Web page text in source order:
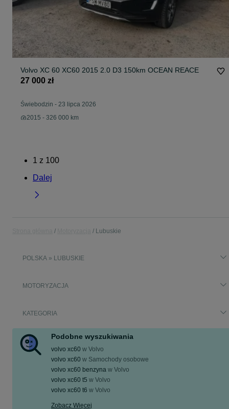
Volvo XC 60 XC60 2015 2.0 D3 150km OCEAN REACE
27 000 zł
Świebodzin - 23 lipca 2026
2015 - 326 000 km
1 z 100
Dalej
Lubuskie
POLSKA » LUBUSKIE
MOTORYZACJA
KATEGORIA
Podobne wyszukiwania
volvo xc60 w Volvo
volvo xc60 w Samochody osobowe
volvo xc60 benzyna w Volvo
volvo xc60 t5 w Volvo
volvo xc60 t6 w Volvo
Zobacz Więcej